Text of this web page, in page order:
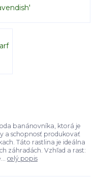
banánovníka, ktorá je
a schopnosť produkovať
Táto rastlina je ideálna
záhradách. Vzhľad a rast:
celý popis